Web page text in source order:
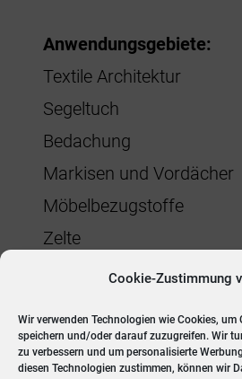
Cookie-Zustimmung
Wir verwenden Technologien wie Cookies,
speichern und/oder darauf zuzugreifen. Wir
zu verbessern und um personalisierte
diesen Technologien zustimmen, können wir
Anwendungsgebiete:
Textile Architektur
Segeltuch
Bedachung
Markisen und Vordächer
Möbelbezugstoffe
Zelte
Schilder/Banner